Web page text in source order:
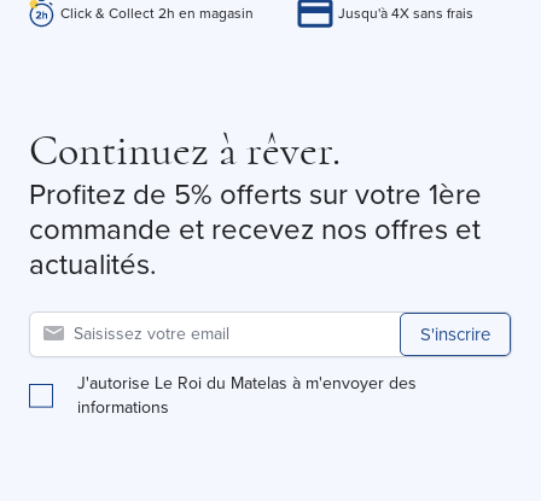
Click & Collect 2h en magasin Jusqu'à 4X sans frais
Continuez à rêver.
Profitez de 5% offerts sur votre 1ère
commande et recevez nos offres et
actualités.
S'inscrire
J'autorise Le Roi du Matelas à m'envoyer des
informations